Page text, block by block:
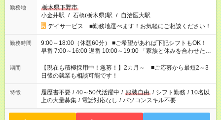
勤務地
栃木県下野市
小金井駅 / 石橋(栃木県)駅 / 自治医大駅
デイサービス ■勤務地選べます！お気軽にご相談ください！
勤務時間
9:00～18:00（休憩60分） ■ご希望があれば下記シフトもOK！
早番 7:00～16:00 遅番 10:00～19:00 「家族と休みを合わせた
い」 「余裕を持って夕飯の準備がしたい」 「できれば残業はし
たくない」 など、ご希望を教えてくださいね。 ※Wワーク希望
の方へ 今ご覧のお仕事で希望する勤務時間と、もう1つのお仕事
の勤務時間。 合計で週40時間を超える場合は応募できません。
期間
【現在も積極採用中！急募！】2カ月～ ■ご応募から最短2～3
日後の就業も相談可能です！
特徴 履歴書不要 / 40～50代活躍中 / 服装自由 / シフト勤務 / 10名以
上の大量募集 / 電話対応なし / パソコンスキル不要